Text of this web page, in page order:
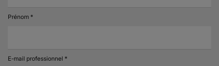
Prénom *
E-mail professionnel *